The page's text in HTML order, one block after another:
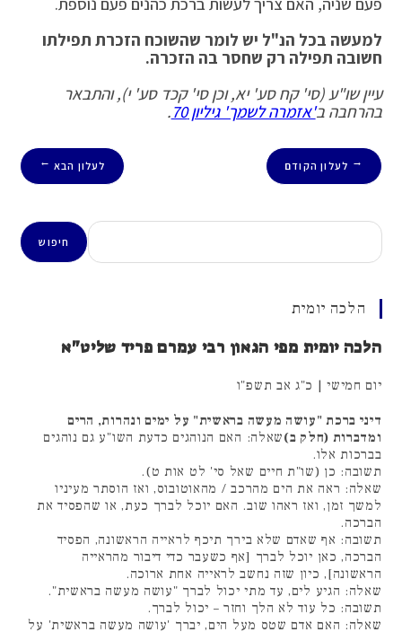
למעשה בכל הנ"ל יש לומר שהשוכח הזכרת תפילתו
חשובה תפילה רק שחסר בה הזכרה.
עיין שו"ע (סי' קח סע' יא, וכן סי' קכד סע' י), והתבאר
בהרחבה ב'אזמרה לשמך' גיליון 70 .
← לעלון הקודם לעלון הבא →
חיפוש
חיפוש
הלכה יומית
הלכה יומית מפי הגאון רבי עמרם פריד שליט"א
יום חמישי | כ"ג אב תשפ"ו
דיני ברכת "עושה מעשה בראשית" על ימים ונהרות, הרים
ומדברות (חלק ב)שאלה: האם הנוהגים כדעת השו"ע גם נוהגים
בברכות אלו.
תשובה: כן (שו"ת חיים שאל סי' לט אות ט).
שאלה: ראה את הים מהרכב / מהאוטובוס, ואז הוסתר מעיניו
למשך זמן, ואז ראהו שוב. האם יוכל לברך כעת, או שהפסיד את
הברכה.
תשובה: אף שאדם שלא בירך תיכף לראייה הראשונה, הפסיד
הברכה, כאן יוכל לברך [אף כשעבר כדי דיבור מהראייה
הראשונה], כיון שזה נחשב לראייה אחת ארוכה.
שאלה: הגיע לים, עד מתי יכול לברך "עושה מעשה בראשית".
תשובה: כל עוד לא הלך וחזר – יכול לברך.
שאלה: האם אדם שטס מעל הים, יברך 'עושה מעשה בראשית' על